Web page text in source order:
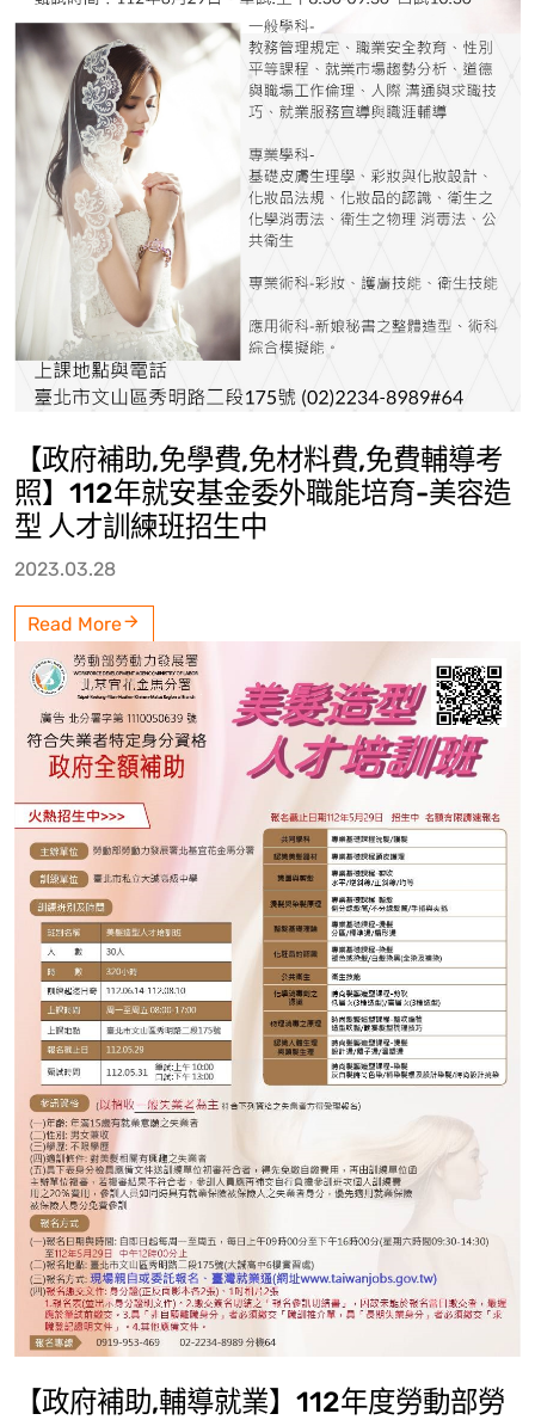
【政府補助,免學費,免材料費,免費輔導考
照】112年就安基金委外職能培育-美容造
型 人才訓練班招生中
2023.03.28
Read More
【政府補助,輔導就業】112年度勞動部勞